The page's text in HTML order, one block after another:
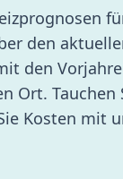
den
den
Ort.
Kosten mit